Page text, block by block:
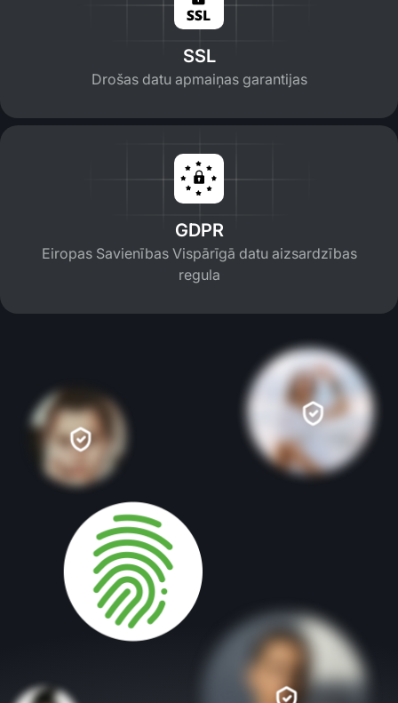
SSL
Drošas datu apmaiņas garantijas
GDPR
Eiropas Savienības Vispārīgā datu aizsardzības
regula